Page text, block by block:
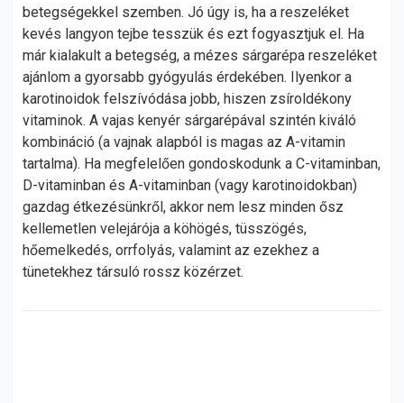
betegségekkel szemben. Jó úgy is, ha a reszeléket
kevés langyon tejbe tesszük és ezt fogyasztjuk el. Ha
már kialakult a betegség, a mézes sárgarépa reszeléket
ajánlom a gyorsabb gyógyulás érdekében. Ilyenkor a
karotinoidok felszívódása jobb, hiszen zsíroldékony
vitaminok. A vajas kenyér sárgarépával szintén kiváló
kombináció (a vajnak alapból is magas az A-vitamin
tartalma). Ha megfelelően gondoskodunk a C-vitaminban,
D-vitaminban és A-vitaminban (vagy karotinoidokban)
gazdag étkezésünkről, akkor nem lesz minden ősz
kellemetlen velejárója a köhögés, tüsszögés,
hőemelkedés, orrfolyás, valamint az ezekhez a
tünetekhez társuló rossz közérzet.